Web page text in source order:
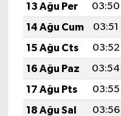
13 Ağu Per
03:50
14 Ağu Cum
03:51
15 Ağu Cts
03:52
16 Ağu Paz
03:54
17 Ağu Pts
03:55
18 Ağu Sal
03:56